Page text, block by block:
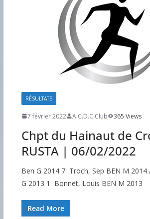
RÉSULTATS
7 février 2022 A.C.D.C Club 365 Views
Chpt du Hainaut de
RUSTA | 06/02/2022
Ben G 2014 7 Troch, Sep BEN M 2014
G 2013 1 Bonnet, Louis BEN M 2013
Read More